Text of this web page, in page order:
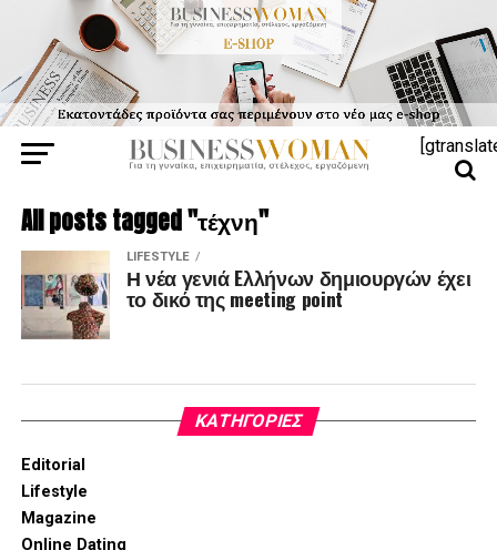
All posts tagged "τέχνη"
LIFESTYLE
Η νέα γενιά Eλλήνων δημιουργών έχει
το δικό της meeting point
KΑΤΗΓΟΡΊΕΣ
Editorial
Lifestyle
Magazine
Online Dating